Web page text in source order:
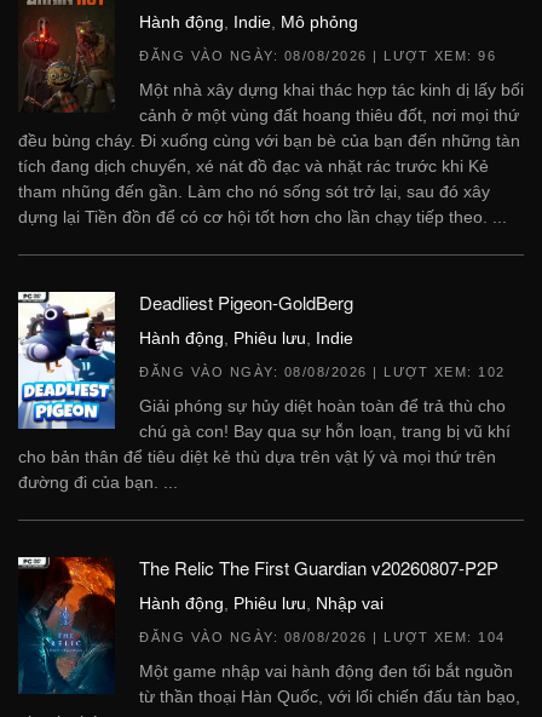
Hành động Indie Mô phỏng
ĐĂNG VÀO NGÀY: 08/08/2026 | LƯỢT XEM: 96
Một nhà xây dựng khai thác hợp tác kinh dị lấy bối
cảnh ở một vùng đất hoang thiêu đốt, nơi mọi thứ
đều bùng cháy. Đi xuống cùng với bạn bè của bạn đến những tàn
tích đang dịch chuyển, xé nát đồ đạc và nhặt rác trước khi Kẻ
tham nhũng đến gần. Làm cho nó sống sót trở lại, sau đó xây
dựng lại Tiền đồn để có cơ hội tốt hơn cho lần chạy tiếp theo. ...
Deadliest Pigeon-GoldBerg
Hành động Phiêu lưu Indie
ĐĂNG VÀO NGÀY: 08/08/2026 | LƯỢT XEM: 102
Giải phóng sự hủy diệt hoàn toàn để trả thù cho
chú gà con! Bay qua sự hỗn loạn, trang bị vũ khí
cho bản thân để tiêu diệt kẻ thù dựa trên vật lý và mọi thứ trên
đường đi của bạn. ...
The Relic The First Guardian v20260807-P2P
Hành động Phiêu lưu Nhập vai
ĐĂNG VÀO NGÀY: 08/08/2026 | LƯỢT XEM: 104
Một game nhập vai hành động đen tối bắt nguồn
từ thần thoại Hàn Quốc, với lối chiến đấu tàn bạo,